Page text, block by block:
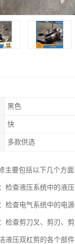
黑色
快
多款供选
主要包括以下几个方面
检查液压系统中的液
检查电气系统中的电
检查剪刀叉、剪刃、
液压双杠剪的各个部